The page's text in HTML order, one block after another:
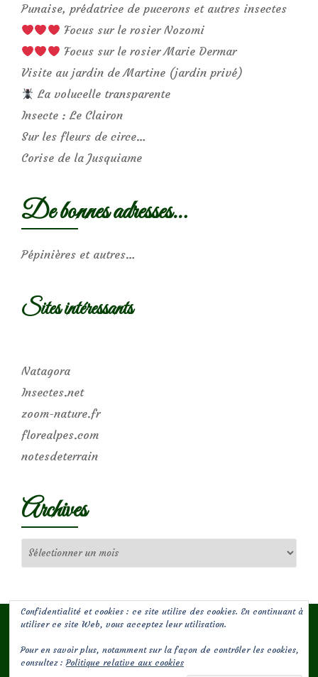
Punaise, prédatrice de pucerons et autres insectes
Focus sur le rosier Nozomi
Focus sur le rosier Marie Dermar
Visite au jardin de Martine (jardin privé)
La volucelle transparente
Insecte : Le Clairon
Sur les fleurs de circe…
Corise de la Jusquiame
De bonnes adresses…
Pépinières et autres…
Sites intéressants
Natagora
Insectes.net
zoom-nature.fr
florealpes.com
notesdeterrain
Archives
(c) Les Jardins de Malorie
Confidentialité et cookies : ce site utilise des cookies. En continuant à
utiliser ce site Web, vous acceptez leur utilisation.
Pour en savoir plus, notamment sur la façon de contrôler les cookies,
consultez :Politique relative aux cookies